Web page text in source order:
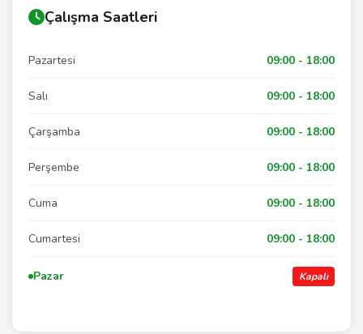
Çalışma Saatleri
Pazartesi 09:00 - 18:00
Salı 09:00 - 18:00
Çarşamba 09:00 - 18:00
Perşembe 09:00 - 18:00
Cuma 09:00 - 18:00
Cumartesi 09:00 - 18:00
Pazar Kapalı